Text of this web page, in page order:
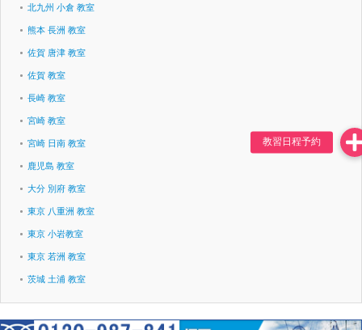
北九州 小倉 教室
熊本 長洲 教室
佐賀 唐津 教室
佐賀 教室
長崎 教室
宮崎 教室
宮崎 日南 教室
鹿児島 教室
大分 別府 教室
東京 八重洲 教室
東京 小岩教室
東京 若洲 教室
茨城 土浦 教室